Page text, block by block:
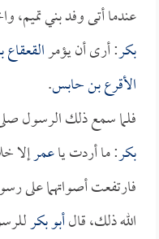
عندما أتى وفد بني تميم،
بكر: أرى أن يؤمر
الأقرع بن حابس.
فلما سمع ذلك الرسول
بكر: ما أردت ياعمرإلا
فارتفعت أصواتهما على
الله ذلك، قالأبو بكر